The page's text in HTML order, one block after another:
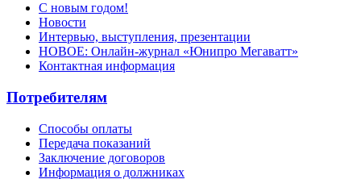
С новым годом!
Новости
Интервью, выступления, презентации
НОВОЕ: Онлайн-журнал «Юнипро Мегаватт»
Контактная информация
Потребителям
Способы оплаты
Передача показаний
Заключение договоров
Информация о должниках